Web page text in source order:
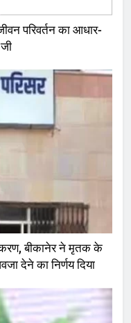
परिवर्तन का आधार-
बीकानेर ने मृतक के
देने का निर्णय दिया